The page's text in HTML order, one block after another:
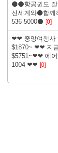
⚫⚫항공권도
신세계와⚫함께
536-5000⚫ [0]
❤❤ 중앙여행
$1870~ ❤❤ 지
$5751~❤❤ 에
1004 ❤❤ [0]